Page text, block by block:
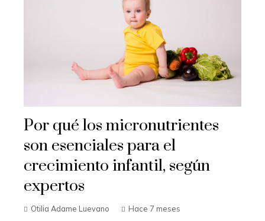
Por qué los micronutrientes
son esenciales para el
crecimiento infantil, según
expertos
Otilia Adame Luevano Hace 7 meses